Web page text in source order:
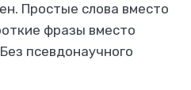
Простые слова вместо
фразы вместо
псевдонаучного